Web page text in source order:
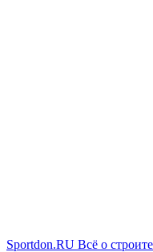
Sportdon.RU Всё о